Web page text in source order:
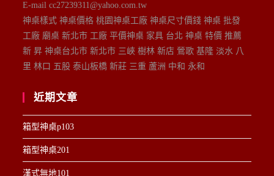
E-mail cc27239311@yahoo.com.tw
神桌樣式 神桌價格 桃園神桌工廠 神桌尺寸價錢 神桌 批發
工廠 廟桌 新北市 工廠 平價神桌 家具 台北 神桌 特價 推薦
新 昇 神桌台北市 新北市 三峽 樹林 新店 鶯歌 基隆 淡水 八
里 林口 五股 泰山板橋 新莊 三重 蘆洲 中和 永和
近期文章
箱型神桌p103
箱型神桌201
漢式無地101